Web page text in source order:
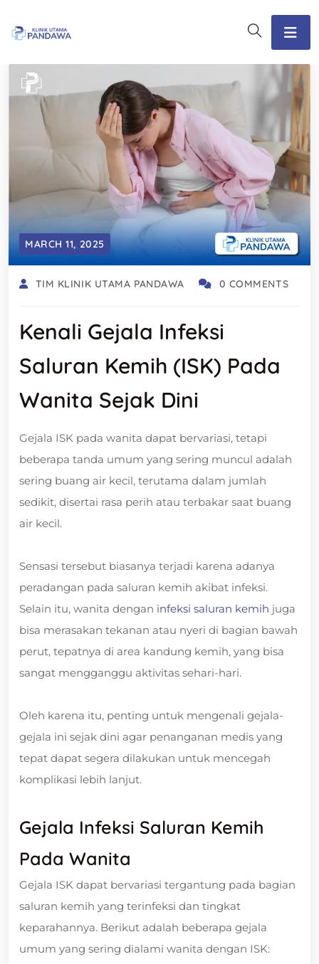
MARCH 11, 2025
TIM KLINIK UTAMA PANDAWA 0 COMMENTS
Kenali Gejala Infeksi
Saluran Kemih (ISK) Pada
Wanita Sejak Dini
Gejala ISK pada wanita dapat bervariasi, tetapi
beberapa tanda umum yang sering muncul adalah
sering buang air kecil, terutama dalam jumlah
sedikit, disertai rasa perih atau terbakar saat buang
air kecil.
Sensasi tersebut biasanya terjadi karena adanya
peradangan pada saluran kemih akibat infeksi.
Selain itu, wanita dengan infeksi saluran kemih juga
bisa merasakan tekanan atau nyeri di bagian bawah
perut, tepatnya di area kandung kemih, yang bisa
sangat mengganggu aktivitas sehari-hari.
Oleh karena itu, penting untuk mengenali gejala-
gejala ini sejak dini agar penanganan medis yang
tepat dapat segera dilakukan untuk mencegah
komplikasi lebih lanjut.
Gejala Infeksi Saluran Kemih
Pada Wanita
Gejala ISK dapat bervariasi tergantung pada bagian
saluran kemih yang terinfeksi dan tingkat
keparahannya. Berikut adalah beberapa gejala
umum yang sering dialami wanita dengan ISK: